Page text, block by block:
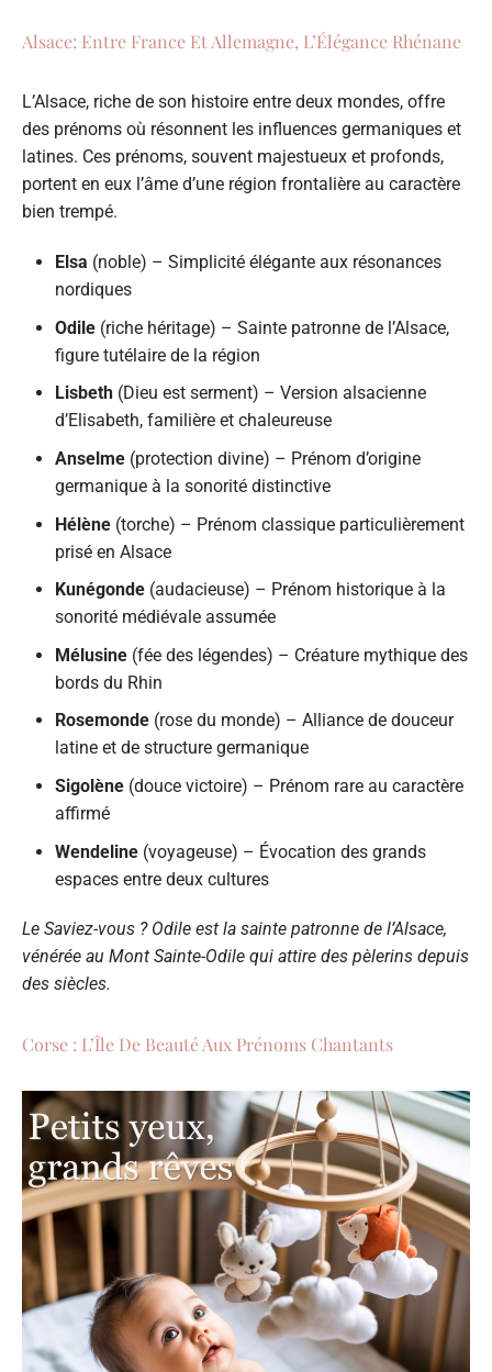
Alsace: Entre France Et Allemagne, L’Élégance Rhénane
L’Alsace, riche de son histoire entre deux mondes, offre
des prénoms où résonnent les influences germaniques et
latines. Ces prénoms, souvent majestueux et profonds,
portent en eux l’âme d’une région frontalière au caractère
bien trempé.
Elsa (noble) – Simplicité élégante aux résonances
nordiques
Odile (riche héritage) – Sainte patronne de l’Alsace,
figure tutélaire de la région
Lisbeth (Dieu est serment) – Version alsacienne
d’Elisabeth, familière et chaleureuse
Anselme (protection divine) – Prénom d’origine
germanique à la sonorité distinctive
Hélène (torche) – Prénom classique particulièrement
prisé en Alsace
Kunégonde (audacieuse) – Prénom historique à la
sonorité médiévale assumée
Mélusine (fée des légendes) – Créature mythique des
bords du Rhin
Rosemonde (rose du monde) – Alliance de douceur
latine et de structure germanique
Sigolène (douce victoire) – Prénom rare au caractère
affirmé
Wendeline (voyageuse) – Évocation des grands
espaces entre deux cultures
Le Saviez-vous ? Odile est la sainte patronne de l’Alsace,
vénérée au Mont Sainte-Odile qui attire des pèlerins depuis
des siècles.
Corse : L’Île De Beauté Aux Prénoms Chantants